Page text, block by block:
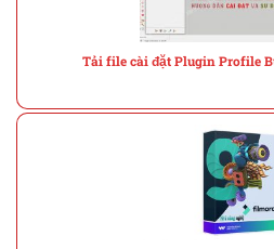
Tải file cài đặt Plugin Profile